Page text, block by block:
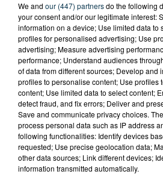
Tarif Payant
L'association Familles Rurales
invite à fêter l'été, mercredi 8
We and our (447) partnersdo the following
your consent and/or our legitimate interest:
information on a device; Use limited data to
profiles for personalised advertising; Use
advertising; Measure advertising
performance; Understand audiences
of data from different sources; Develop and
profiles to personalise content; Use profiles
content; Use limited data to select content;
detect fraud, and fix errors; Deliver and
Save and communicate privacy choices.
process personal data such as IP address
following functionalities: Identify devices
requested; Use precise geolocation data;
other data sources; Link different devices;
information transmitted automatically.